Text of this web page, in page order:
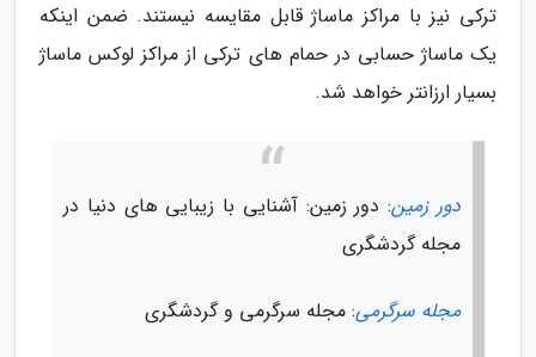
ترکی نیز با مراکز ماساژ قابل مقایسه نیستند. ضمن اینکه
یک ماساژ حسابی در حمام های ترکی از مراکز لوکس ماساژ
بسیار ارزانتر خواهد شد.
دور زمین: دور زمین: آشنایی با زیبایی های دنیا در
مجله گردشگری
مجله سرگرمی: مجله سرگرمی و گردشگری